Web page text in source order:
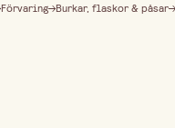
Förvaring Burkar, flaskor & påsar